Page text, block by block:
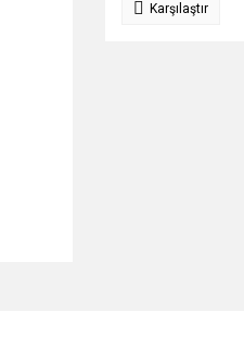
Karşılaştır